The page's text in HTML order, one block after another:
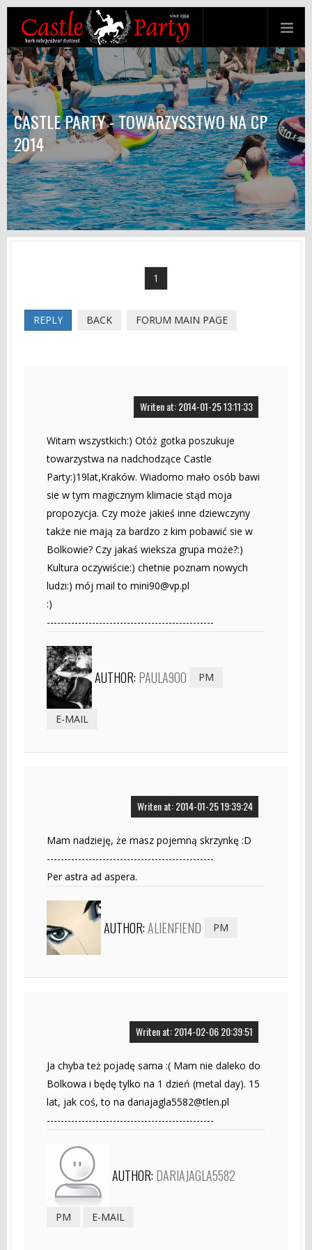
CASTLE PARTY - TOWARZYSSTWO NA CP
2014
1
REPLY BACK FORUM MAIN PAGE
Writen at: 2014-01-25 13:11:33
Witam wszystkich:) Otóż gotka poszukuje
towarzystwa na nadchodzące Castle
Party:)19lat,Kraków. Wiadomo mało osób bawi
sie w tym magicznym klimacie stąd moja
propozycja. Czy może jakieś inne dziewczyny
także nie mają za bardzo z kim pobawić sie w
Bolkowie? Czy jakaś wieksza grupa może?:)
Kultura oczywiście:) chetnie poznam nowych
ludzi:) mój mail to mini90@vp.pl
:)
------------------------------------------------
AUTHOR: PAULA900 PM
E-MAIL
Writen at: 2014-01-25 19:39:24
Mam nadzieję, że masz pojemną skrzynkę :D
------------------------------------------------
Per astra ad aspera.
AUTHOR:ALIENFIEND PM
Writen at: 2014-02-06 20:39:51
Ja chyba też pojadę sama :( Mam nie daleko do
Bolkowa i będę tylko na 1 dzień (metal day). 15
lat, jak coś, to na dariajagla5582@tlen.pl
------------------------------------------------
AUTHOR: DARIAJAGLA5582
PM E-MAIL